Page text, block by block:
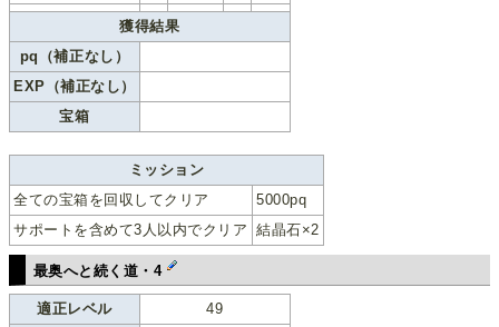
獲得結果
pq（補正なし）
EXP（補正なし）
宝箱
ミッション
全ての宝箱を回収してクリア
5000pq
サポートを含めて3人以内でクリア 結晶石×2
最奥へと続く道・4
適正レベル
49